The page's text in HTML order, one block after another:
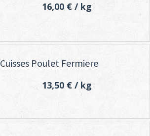
16,00 € / kg
Cuisses Poulet Fermiere
13,50 € / kg